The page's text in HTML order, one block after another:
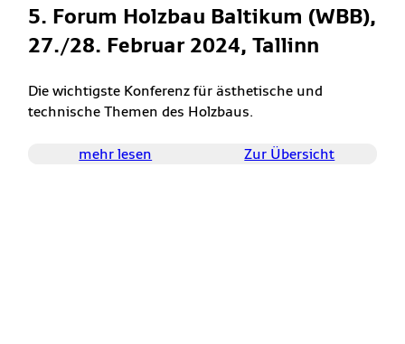
5. Forum Holzbau Baltikum (WBB),
27./28. Februar 2024, Tallinn
Die wichtigste Konferenz für ästhetische und
technische Themen des Holzbaus.
mehr lesen Zur Übersicht